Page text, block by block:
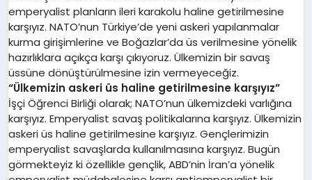
emperyalist planların ileri karakolu haline getirilmesine
karşıyız. NATO’nun Türkiye’de yeni askeri yapılanmalar
kurma girişimlerine ve Boğazlar’da üs verilmesine yönelik
hazırlıklara açıkça karşı çıkıyoruz. Ülkemizin bir savaş
üssüne dönüştürülmesine izin vermeyeceğiz.
“Ülkemizin askeri üs haline getirilmesine karşıyız”
İşçi Öğrenci Birliği olarak; NATO’nun ülkemizdeki varlığına
karşıyız. Emperyalist savaş politikalarına karşıyız. Ülkemizin
askeri üs haline getirilmesine karşıyız. Gençlerimizin
emperyalist savaşlarda kullanılmasına karşıyız. Bugün
görmekteyiz ki özellikle gençlik, ABD’nin İran’a yönelik